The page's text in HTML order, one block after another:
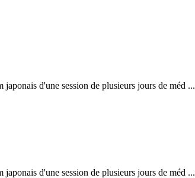
d'une session de plusieurs jours de méd ...
d'une session de plusieurs jours de méd ...